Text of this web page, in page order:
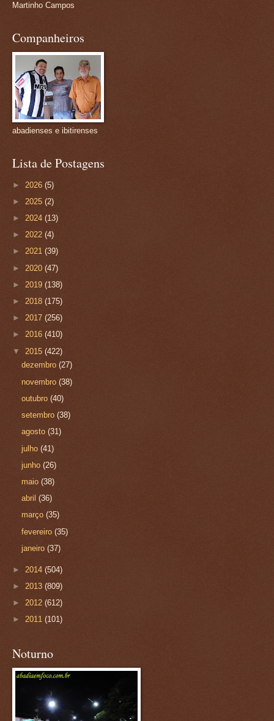
Martinho Campos
Companheiros
abadienses e ibitirenses
Lista de Postagens
► 2026 (5)
► 2025 (2)
► 2024 (13)
► 2022 (4)
► 2021 (39)
► 2020 (47)
► 2019 (138)
► 2018 (175)
► 2017 (256)
► 2016 (410)
▼ 2015 (422)
dezembro(27)
novembro(38)
outubro(40)
setembro(38)
agosto(31)
julho(41)
junho(26)
maio(38)
abril(36)
março(35)
fevereiro(35)
janeiro(37)
► 2014 (504)
► 2013 (809)
► 2012 (612)
► 2011 (101)
Noturno